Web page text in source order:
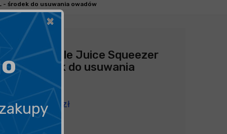
- środek do usuwania owadów
Producent: ADBL
ADBL Beetle Juice Squeezer
5L - środek do usuwania
owadów
104,90 zł
litr
×